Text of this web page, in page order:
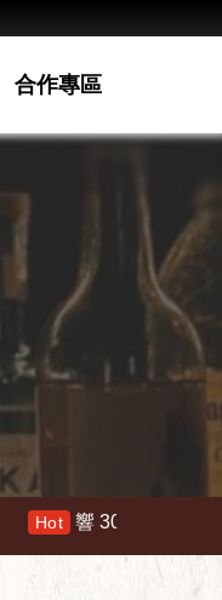
合作專區
Hot